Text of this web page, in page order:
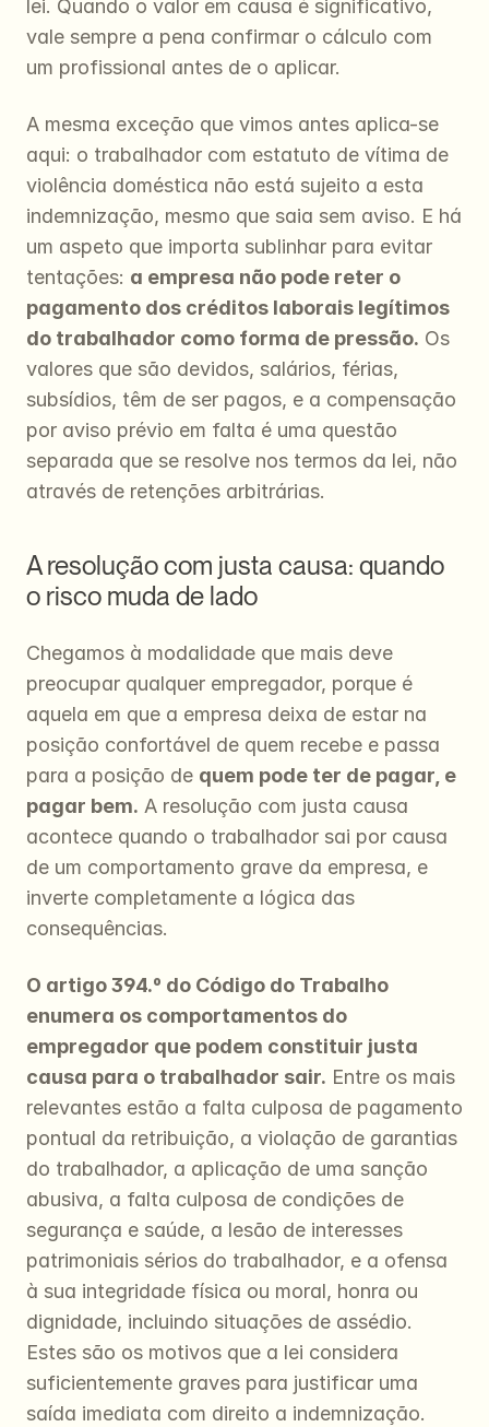
lei. Quando o valor em causa é significativo,
vale sempre a pena confirmar o cálculo com
um profissional antes de o aplicar.
A mesma exceção que vimos antes aplica-se
aqui: o trabalhador com estatuto de vítima de
violência doméstica não está sujeito a esta
indemnização, mesmo que saia sem aviso. E há
um aspeto que importa sublinhar para evitar
tentações: a empresa não pode reter o
pagamento dos créditos laborais legítimos
do trabalhador como forma de pressão. Os
valores que são devidos, salários, férias,
subsídios, têm de ser pagos, e a compensação
por aviso prévio em falta é uma questão
separada que se resolve nos termos da lei, não
através de retenções arbitrárias.
A resolução com justa causa: quando
o risco muda de lado
Chegamos à modalidade que mais deve
preocupar qualquer empregador, porque é
aquela em que a empresa deixa de estar na
posição confortável de quem recebe e passa
para a posição de quem pode ter de pagar, e
pagar bem. A resolução com justa causa
acontece quando o trabalhador sai por causa
de um comportamento grave da empresa, e
inverte completamente a lógica das
consequências.
O artigo 394.º do Código do Trabalho
enumera os comportamentos do
empregador que podem constituir justa
causa para o trabalhador sair. Entre os mais
relevantes estão a falta culposa de pagamento
pontual da retribuição, a violação de garantias
do trabalhador, a aplicação de uma sanção
abusiva, a falta culposa de condições de
segurança e saúde, a lesão de interesses
patrimoniais sérios do trabalhador, e a ofensa
à sua integridade física ou moral, honra ou
dignidade, incluindo situações de assédio.
Estes são os motivos que a lei considera
suficientemente graves para justificar uma
saída imediata com direito a indemnização.